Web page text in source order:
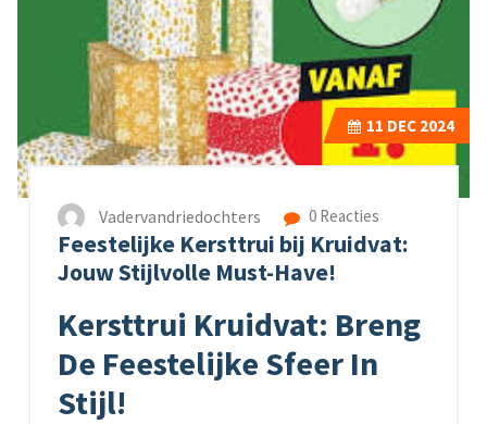
11 DEC 2024
Vadervandriedochters 0 Reacties
Feestelijke Kersttrui bij Kruidvat:
Jouw Stijlvolle Must-Have!
Kersttrui Kruidvat: Breng
De Feestelijke Sfeer In
Stijl!